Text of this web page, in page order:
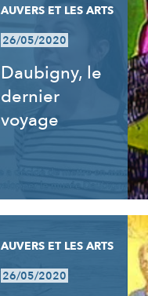
AUVERS ET LES ARTS
26/05/2020
Daubigny, le
dernier
voyage
AUVERS ET LES ARTS
26/05/2020